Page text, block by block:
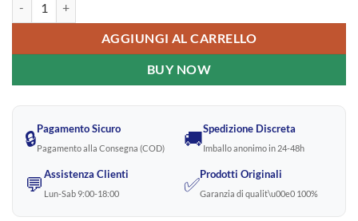
AGGIUNGI AL CARRELLO
BUY NOW
🔒Pagamento Sicuro
Pagamento alla Consegna (COD) 🚚Spedizione Discreta
Imballo anonimo in 24-48h
💬Assistenza Clienti
Lun-Sab 9:00-18:00 ✅Prodotti Originali
Garanzia di qualit\u00e0 100%